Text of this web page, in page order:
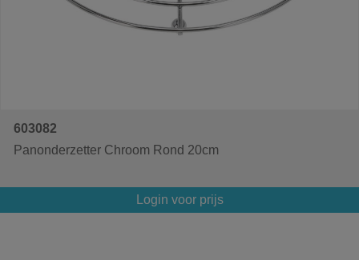
603082
Panonderzetter Chroom Rond 20cm
Login voor prijs